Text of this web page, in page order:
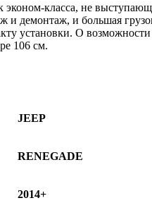
класса, не
и демонтаж, и большая
установки. О
106 см.
JEEP
RENEGADE
2014+